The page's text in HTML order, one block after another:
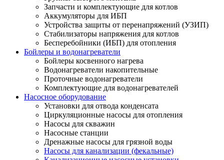
Запчасти и комплектующие для котлов
Аккумуляторы для ИБП
Устройства защиты от перенапряжений (УЗИП)
Стабилизаторы напряжения для котлов
Бесперебойники (ИБП) для отопления
Бойлеры и водонагреватели
Бойлеры косвенного нагрева
Водонагреватели накопительные
Проточные водонагреватели
Комплектующие для водонагревателей
Насосное оборудование
Установки для отвода конденсата
Циркуляционные насосы для отопления
Насосы для скважин
Насосные станции
Дренажные насосы для грязной воды
Насосы для канализации (фекальные)